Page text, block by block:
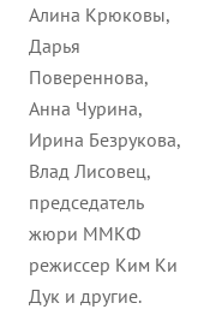
Алина Крюковы,
Дарья
Повереннова,
Анна Чурина,
Ирина Безрукова,
Влад Лисовец,
председатель
жюри ММКФ
режиссер Ким Ки
Дук и другие.